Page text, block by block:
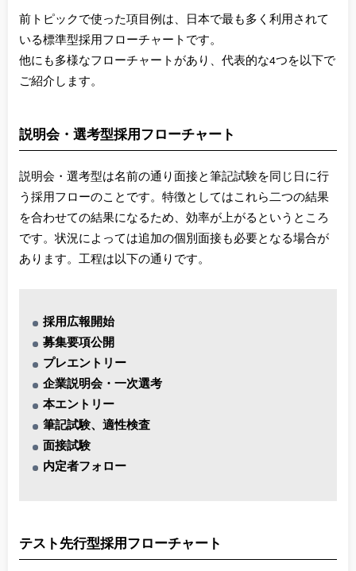
前トピックで使った項目例は、日本で最も多く利用されて
いる標準型採用フローチャートです。
他にも多様なフローチャートがあり、代表的な4つを以下で
ご紹介します。
説明会・選考型採用フローチャート
説明会・選考型は名前の通り面接と筆記試験を同じ日に行
う採用フローのことです。特徴としてはこれら二つの結果
を合わせての結果になるため、効率が上がるというところ
です。状況によっては追加の個別面接も必要となる場合が
あります。工程は以下の通りです。
採用広報開始
募集要項公開
プレエントリー
企業説明会・一次選考
本エントリー
筆記試験、適性検査
面接試験
内定者フォロー
テスト先行型採用フローチャート